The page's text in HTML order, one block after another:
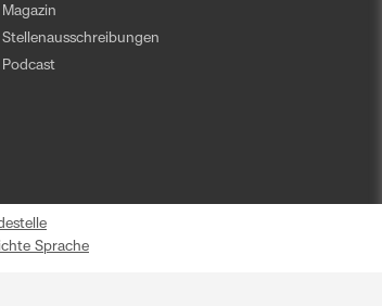
Magazin
Stellenausschreibungen
Podcast
Sprache